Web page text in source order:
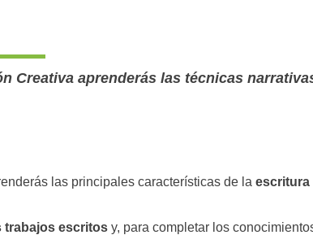
Creativa aprenderás las técnicas
las principales características de la escritura
trabajos escritos y, para completar los